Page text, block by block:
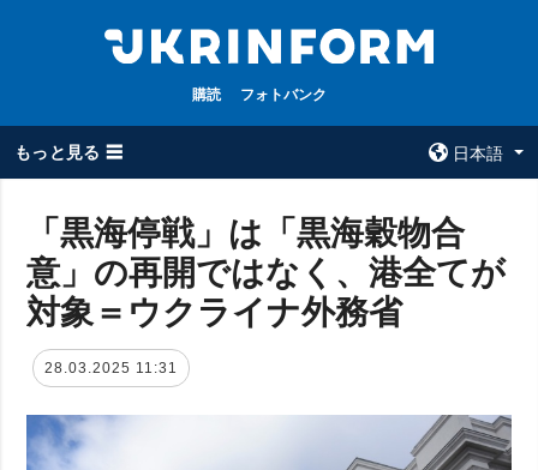
購読 フォトバンク
もっと見る ☰
日本語
全てのトピック
戦争
政治
経済・復興
防衛
ウクルインフォ
ルム
ウクルインフォル
「黒海停戦」は「黒海穀物合
意」の再開ではなく、港全てが
対象＝ウクライナ外務省
28.03.2025 11:31